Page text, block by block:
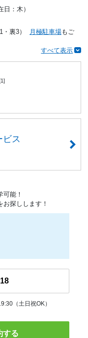
日：木）
・裏3）
月極駐車場もご
すべて表示
ビス
可能！
探しします！
（土日祝OK）
する